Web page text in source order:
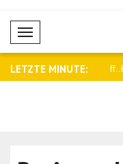
Mobil Menü
LETZTE MINUTE:
Ergebnisse in der Ölraff..